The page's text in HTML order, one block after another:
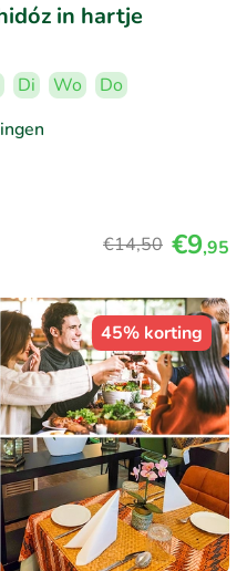
in hartje
Di Wo
Do
€14,50 €9,95
45% korting